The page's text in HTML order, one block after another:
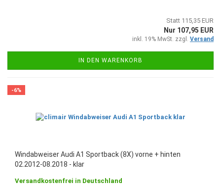
Statt 115,35 EUR
Nur 107,95 EUR
inkl. 19% MwSt. zzgl. Versand
IN DEN WARENKORB
-6%
Windabweiser Audi A1 Sportback (8X) vorne + hinten
02.2012-08.2018 - klar
Versandkostenfrei in Deutschland